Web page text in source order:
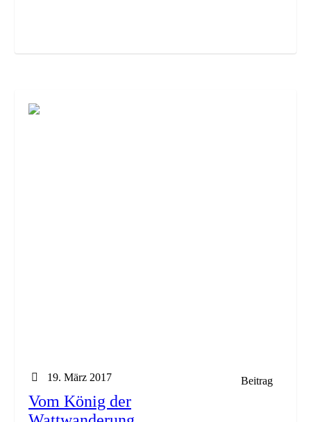
Beitrag
19. März 2017
Vom König der